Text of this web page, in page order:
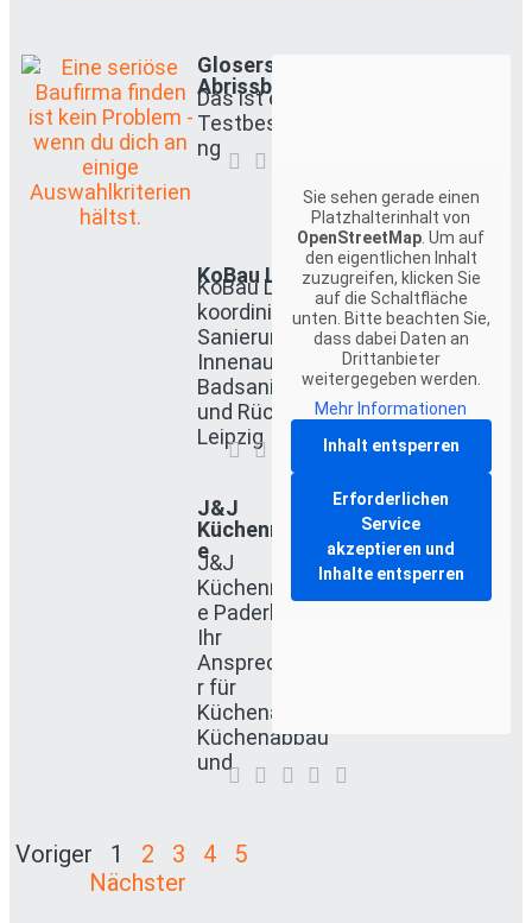
Glosers
Abrissbude
Das ist eine
Testbeschreibu
ng
KoBau Leipzig
KoBau Leipzig
koordiniert
Sanierung,
Innenausbau,
Badsanierung
und Rückbau in
Leipzig
J&J
Küchenmontag
e
J&J
Küchenmontag
e Paderborn ist
Ihr
Ansprechpartne
r für
Küchenaufbau,
Küchenabbau
und
Voriger 1 2 3 4
5
Nächster
Sie sehen gerade einen
Platzhalterinhalt von
OpenStreetMap . Um auf
den eigentlichen Inhalt
zuzugreifen, klicken Sie
auf die Schaltfläche
unten. Bitte beachten Sie,
dass dabei Daten an
Drittanbieter
weitergegeben werden.
Mehr Informationen
Inhalt entsperren
Erforderlichen
Service
akzeptieren und
Inhalte entsperren